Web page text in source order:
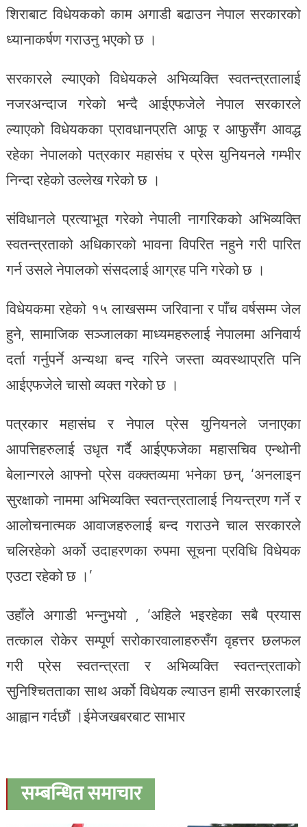
शिराबाट विधेयकको काम अगाडी बढाउन नेपाल सरकारको
ध्यानाकर्षण गराउनु भएको छ ।
सरकारले ल्याएको विधेयकले अभिव्यक्ति स्वतन्त्रतालाई
नजरअन्दाज गरेको भन्दै आईएफजेले नेपाल सरकारले
ल्याएको विधेयकका प्रावधानप्रति आफू र आफुसँग आवद्ध
रहेका नेपालको पत्रकार महासंघ र प्रेस युनियनले गम्भीर
निन्दा रहेको उल्लेख गरेको छ ।
संविधानले प्रत्याभूत गरेको नेपाली नागरिकको अभिव्यक्ति
स्वतन्त्रताको अधिकारको भावना विपरित नहुने गरी पारित
गर्न उसले नेपालको संसदलाई आग्रह पनि गरेको छ ।
विधेयकमा रहेको १५ लाखसम्म जरिवाना र पाँच वर्षसम्म जेल
हुने, सामाजिक सञ्जालका माध्यमहरुलाई नेपालमा अनिवार्य
दर्ता गर्नुपर्ने अन्यथा बन्द गरिने जस्ता व्यवस्थाप्रति पनि
आईएफजेले चासो व्यक्त गरेको छ ।
पत्रकार महासंघ र नेपाल प्रेस युनियनले जनाएका
आपत्तिहरुलाई उधृत गर्दै आईएफजेका महासचिव एन्थोनी
बेलान्गरले आफ्नो प्रेस वक्क्तव्यमा भनेका छन्, ‘अनलाइन
सुरक्षाको नाममा अभिव्यक्ति स्वतन्त्रतालाई नियन्त्रण गर्ने र
आलोचनात्मक आवाजहरुलाई बन्द गराउने चाल सरकारले
चलिरहेको अर्को उदाहरणका रुपमा सूचना प्रविधि विधेयक
एउटा रहेको छ ।’
उहाँले अगाडी भन्नुभयो , ‘अहिले भइरहेका सबै प्रयास
तत्काल रोकेर सम्पूर्ण सरोकारवालाहरुसँग वृहत्तर छलफल
गरी प्रेस स्वतन्त्रता र अभिव्यक्ति स्वतन्त्रताको
सुनिश्चितताका साथ अर्को विधेयक ल्याउन हामी सरकारलाई
आह्वान गर्दछौं ।ईमेजखबरबाट साभार
सम्बन्धित समाचार